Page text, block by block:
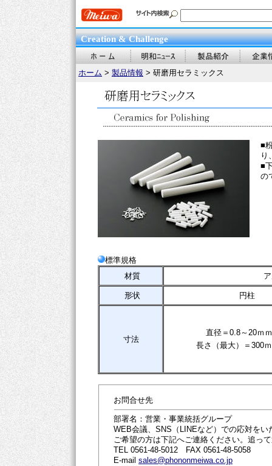
Creation & Challenge
ホーム > 製品情報 > 研磨用セラミックス
■
り
■
の
標準規格
材質
形状 円柱
寸法
直径＝0.8～20ｍ
長さ（最大）＝300
お問合せ先
部署名：営業・事業統括グループ
WEB会議、SNS（LINEなど）での応対をい
ご希望の方は下記へご連絡ください。追っ
TEL 0561-48-5012 FAX 0561-48-5058
E-mail sales@phononmeiwa.co.jp